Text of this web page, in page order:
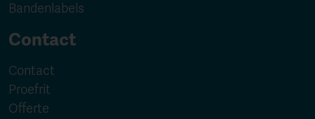
Bandenlabels
Contact
Contact
Proefrit
Offerte